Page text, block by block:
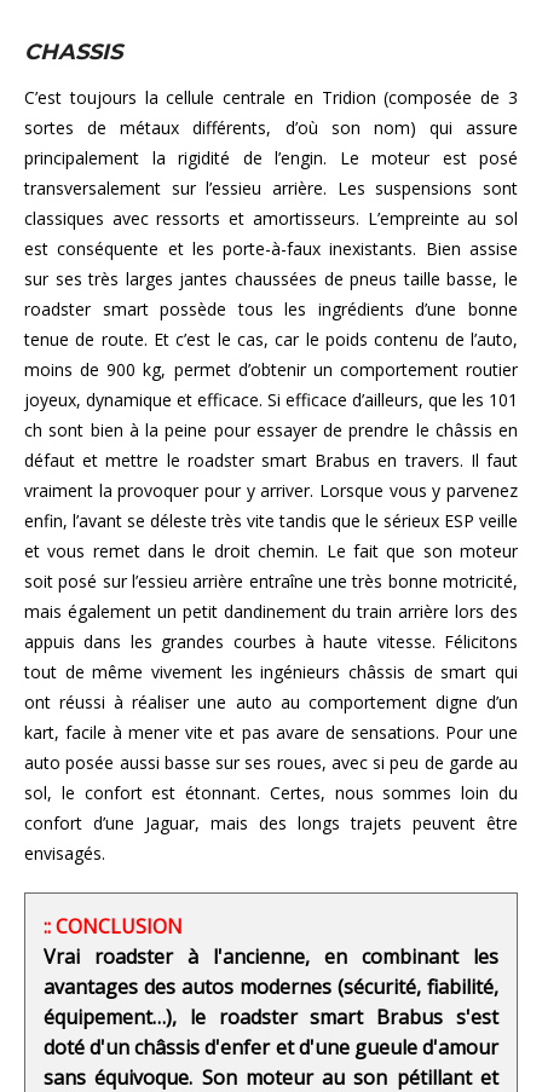
CHASSIS
C’est toujours la cellule centrale en Tridion (composée de 3
sortes de métaux différents, d’où son nom) qui assure
principalement la rigidité de l’engin. Le moteur est posé
transversalement sur l’essieu arrière. Les suspensions sont
classiques avec ressorts et amortisseurs. L’empreinte au sol
est conséquente et les porte-à-faux inexistants. Bien assise
sur ses très larges jantes chaussées de pneus taille basse, le
roadster smart possède tous les ingrédients d’une bonne
tenue de route. Et c’est le cas, car le poids contenu de l’auto,
moins de 900 kg, permet d’obtenir un comportement routier
joyeux, dynamique et efficace. Si efficace d’ailleurs, que les 101
ch sont bien à la peine pour essayer de prendre le châssis en
défaut et mettre le roadster smart Brabus en travers. Il faut
vraiment la provoquer pour y arriver. Lorsque vous y parvenez
enfin, l’avant se déleste très vite tandis que le sérieux ESP veille
et vous remet dans le droit chemin. Le fait que son moteur
soit posé sur l’essieu arrière entraîne une très bonne motricité,
mais également un petit dandinement du train arrière lors des
appuis dans les grandes courbes à haute vitesse. Félicitons
tout de même vivement les ingénieurs châssis de smart qui
ont réussi à réaliser une auto au comportement digne d’un
kart, facile à mener vite et pas avare de sensations. Pour une
auto posée aussi basse sur ses roues, avec si peu de garde au
sol, le confort est étonnant. Certes, nous sommes loin du
confort d’une Jaguar, mais des longs trajets peuvent être
envisagés.
:: CONCLUSION
Vrai roadster à l'ancienne, en combinant les
avantages des autos modernes (sécurité, fiabilité,
équipement…), le roadster smart Brabus s'est
doté d'un châssis d'enfer et d'une gueule d'amour
sans équivoque. Son moteur au son pétillant et